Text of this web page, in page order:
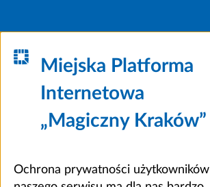
Miejska Platforma
Internetowa
„Magiczny Kraków”
Ochrona prywatności użytkowników